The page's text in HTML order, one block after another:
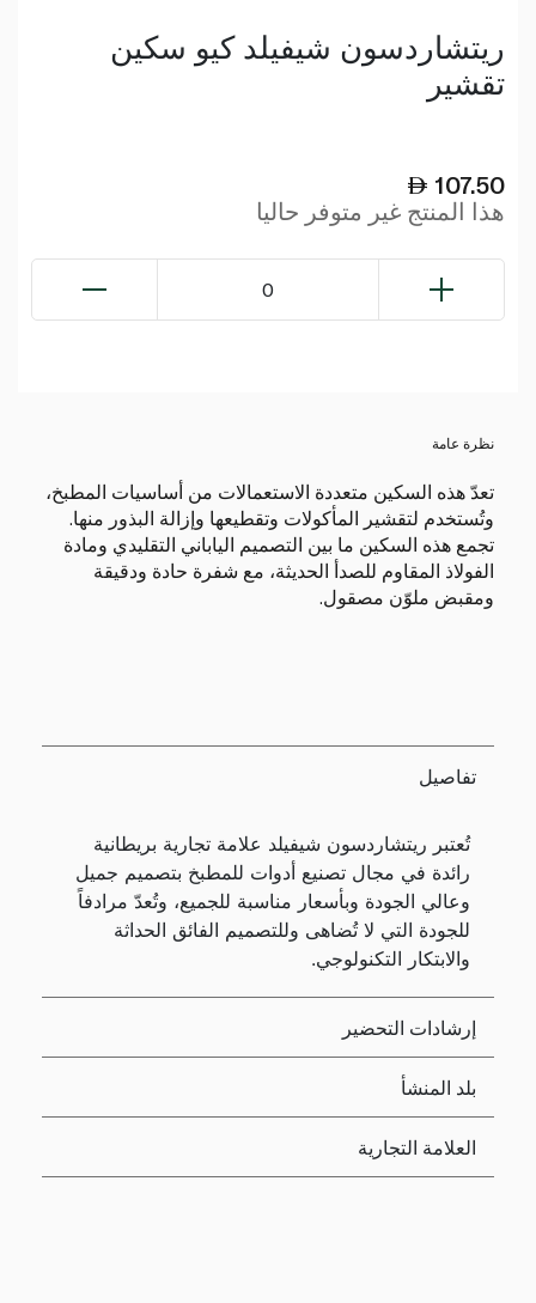
ريتشاردسون شيفيلد كيو سكين
تقشير
107.50
هذا المنتج غير متوفر حاليا
0
نظرة عامة
تعدّ هذه السكين متعددة الاستعمالات من أساسيات المطبخ،
وتُستخدم لتقشير المأكولات وتقطيعها وإزالة البذور منها.
تجمع هذه السكين ما بين التصميم الياباني التقليدي ومادة
الفولاذ المقاوم للصدأ الحديثة، مع شفرة حادة ودقيقة
ومقبض ملوّن مصقول.
تفاصيل
تُعتبر ريتشاردسون شيفيلد علامة تجارية بريطانية
رائدة في مجال تصنيع أدوات للمطبخ بتصميم جميل
وعالي الجودة وبأسعار مناسبة للجميع، وتُعدّ مرادفاً
للجودة التي لا تُضاهى وللتصميم الفائق الحداثة
والابتكار التكنولوجي.
إرشادات التحضير
بلد المنشأ
العلامة التجارية